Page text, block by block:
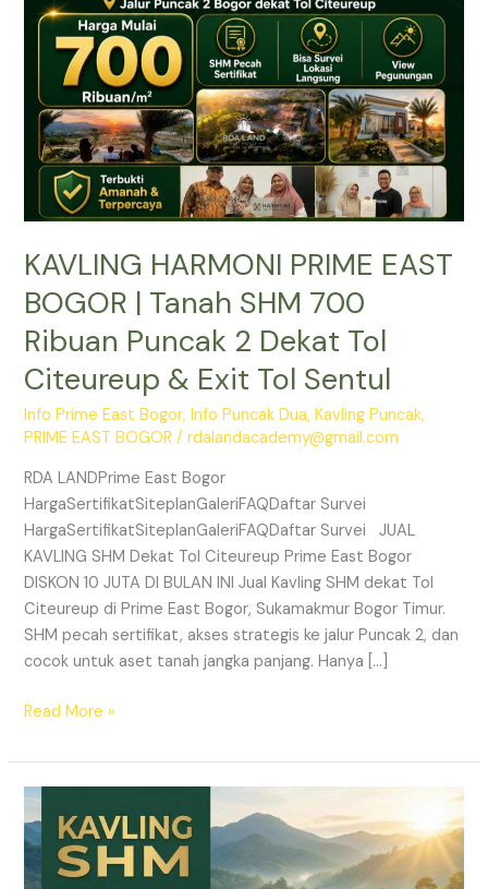
KAVLING HARMONI PRIME EAST
BOGOR | Tanah SHM 700
Ribuan Puncak 2 Dekat Tol
Citeureup & Exit Tol Sentul
Info Prime East Bogor,Info Puncak Dua,Kavling Puncak,
PRIME EAST BOGOR /rdalandacademy@gmail.com
RDA LANDPrime East Bogor
HargaSertifikatSiteplanGaleriFAQDaftar Survei
HargaSertifikatSiteplanGaleriFAQDaftar Survei JUAL
KAVLING SHM Dekat Tol Citeureup Prime East Bogor
DISKON 10 JUTA DI BULAN INI Jual Kavling SHM dekat Tol
Citeureup di Prime East Bogor, Sukamakmur Bogor Timur.
SHM pecah sertifikat, akses strategis ke jalur Puncak 2, dan
cocok untuk aset tanah jangka panjang. Hanya […]
Tanah
700
Ribuan
Puncak
Dekat
Citeureup
Exit
Tol
Read More »
HARMONI
PRIME
EAST
BOGOR